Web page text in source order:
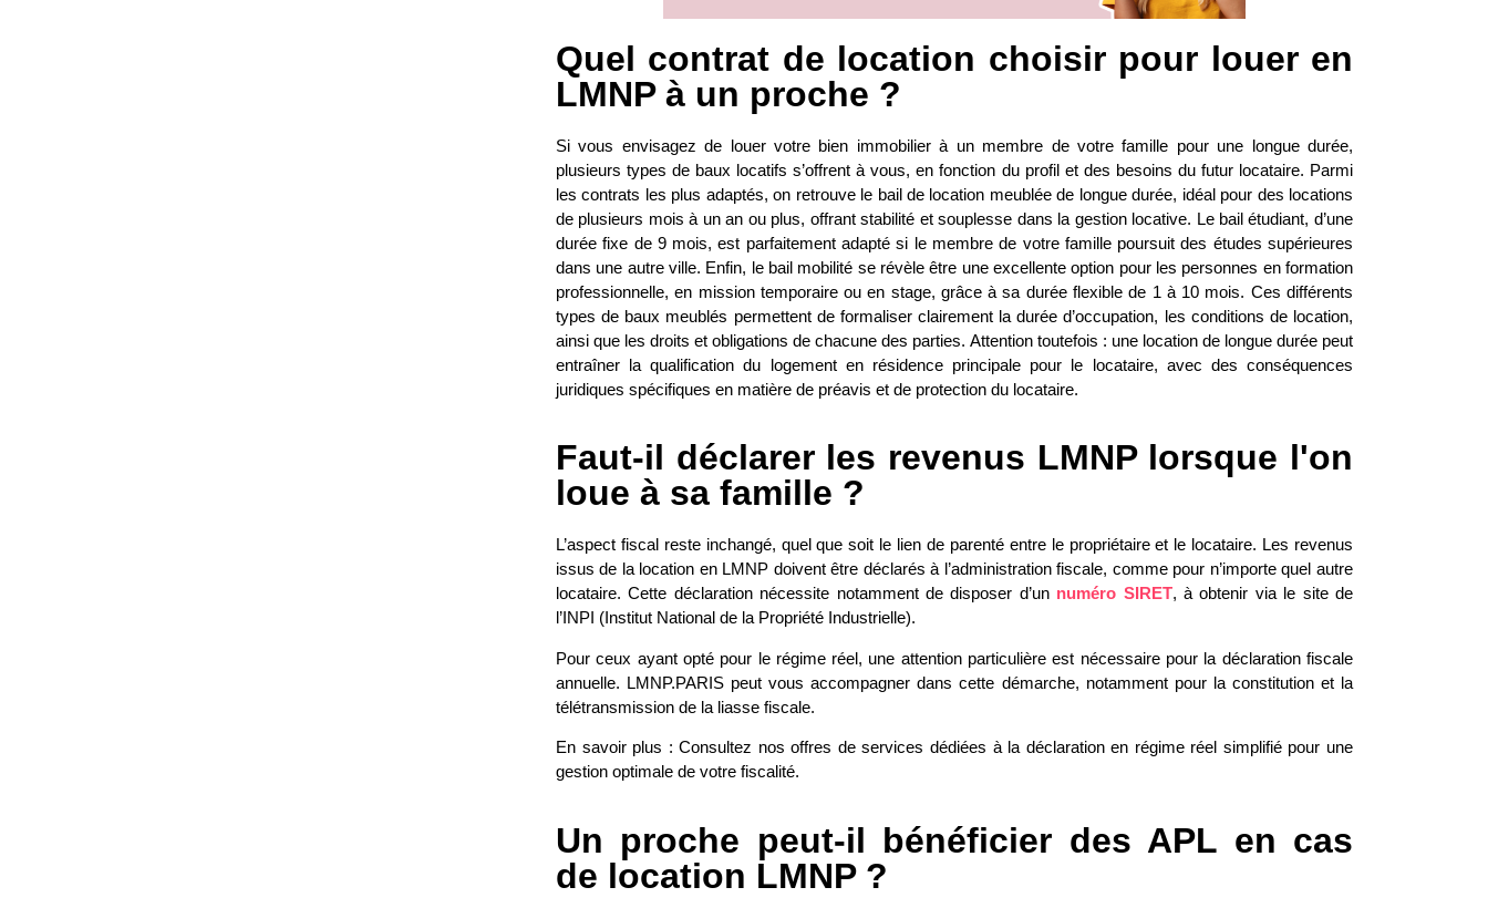
Quel contrat de location choisir pour louer en
LMNP à un proche ?
Si vous envisagez de louer votre bien immobilier à un membre de votre famille pour une longue durée,
plusieurs types de baux locatifs s’offrent à vous, en fonction du profil et des besoins du futur locataire. Parmi
les contrats les plus adaptés, on retrouve le bail de location meublée de longue durée, idéal pour des locations
de plusieurs mois à un an ou plus, offrant stabilité et souplesse dans la gestion locative. Le bail étudiant, d’une
durée fixe de 9 mois, est parfaitement adapté si le membre de votre famille poursuit des études supérieures
dans une autre ville. Enfin, le bail mobilité se révèle être une excellente option pour les personnes en formation
professionnelle, en mission temporaire ou en stage, grâce à sa durée flexible de 1 à 10 mois. Ces différents
types de baux meublés permettent de formaliser clairement la durée d’occupation, les conditions de location,
ainsi que les droits et obligations de chacune des parties. Attention toutefois : une location de longue durée peut
entraîner la qualification du logement en résidence principale pour le locataire, avec des conséquences
juridiques spécifiques en matière de préavis et de protection du locataire.
Faut-il déclarer les revenus LMNP lorsque l'on
loue à sa famille ?
L’aspect fiscal reste inchangé, quel que soit le lien de parenté entre le propriétaire et le locataire. Les revenus
issus de la location en LMNP doivent être déclarés à l’administration fiscale, comme pour n’importe quel autre
locataire. Cette déclaration nécessite notamment de disposer d’un numéro SIRET, à obtenir via le site de
l’INPI (Institut National de la Propriété Industrielle).
Pour ceux ayant opté pour le régime réel, une attention particulière est nécessaire pour la déclaration fiscale
annuelle. LMNP.PARIS peut vous accompagner dans cette démarche, notamment pour la constitution et la
télétransmission de la liasse fiscale.
En savoir plus : Consultez nos offres de services dédiées à la déclaration en régime réel simplifié pour une
gestion optimale de votre fiscalité.
Un proche peut-il bénéficier des APL en cas
de location LMNP ?